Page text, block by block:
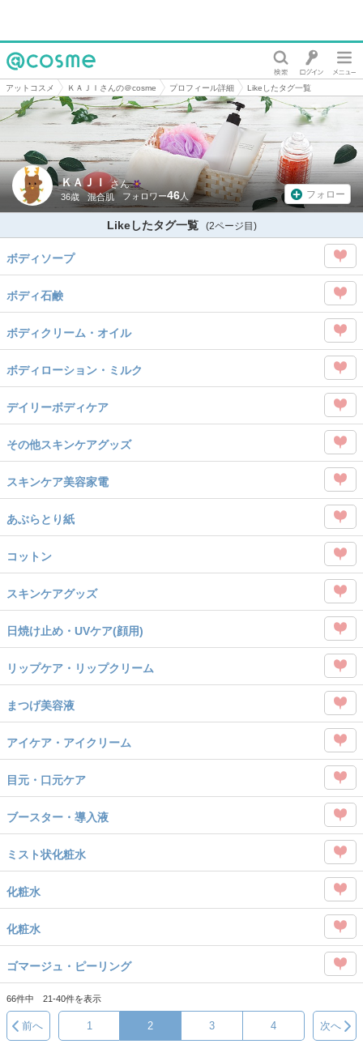
@cosme
アットコスメ ＫＡＪＩさんの＠cosme プロフィール詳細 Likeしたタグ一覧
ＫＡＪＩ さん
36歳 混合肌 46 フォロー
Likeしたタグ一覧 (2ページ目)
ボディソープ
この
タグ
を
Like
ボディ石鹸
この
タグ
を
Like
ボディクリーム・オイル
この
タグ
を
Like
ボディローション・ミルク
この
タグ
を
Like
デイリーボディケア
この
タグ
を
Like
その他スキンケアグッズ
この
タグ
を
Like
スキンケア美容家電
この
タグ
を
Like
あぶらとり紙
この
タグ
を
Like
コットン
この
タグ
を
Like
スキンケアグッズ
この
タグ
を
Like
日焼け止め・UVケア(顔用)
この
タグ
を
Like
リップケア・リップクリーム
この
タグ
を
Like
まつげ美容液
この
タグ
を
Like
アイケア・アイクリーム
この
タグ
を
Like
目元・口元ケア
この
タグ
を
Like
ブースター・導入液
この
タグ
を
Like
ミスト状化粧水
この
タグ
を
Like
化粧水
この
タグ
を
Like
化粧水
この
タグ
Like
ゴマージュ・ピーリング
この
タグ
を
66件中 21-40件を表示
1 2 3 4
前へ 次へ